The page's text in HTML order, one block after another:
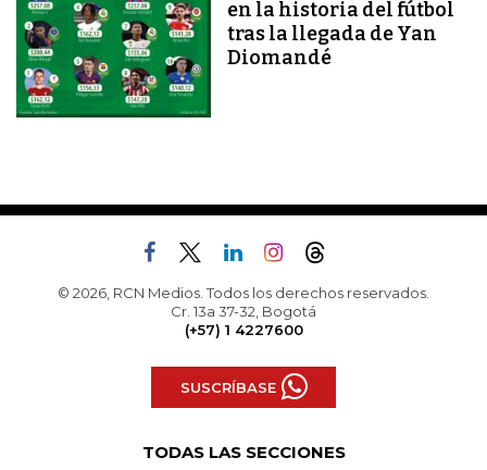
en la historia del fútbol
tras la llegada de Yan
Diomandé
© 2026, RCN Medios. Todos los derechos reservados.
Cr. 13a 37-32, Bogotá
(+57) 1 4227600
SUSCRÍBASE
TODAS LAS SECCIONES